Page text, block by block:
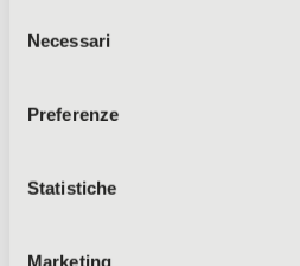
delNecessari
Preferenze
Statistiche
Marketing